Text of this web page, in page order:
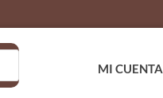
MI CUENTA